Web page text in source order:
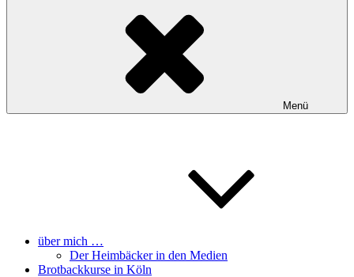
Menü
über mich …
Der Heimbäcker in den Medien
Brotbackkurse in Köln